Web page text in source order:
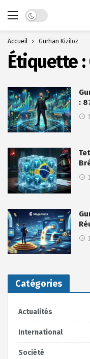
Dark mode
Accueil Gurhan Kiziloz
Étiquette :
:
Catégories
Actualités
International
Société